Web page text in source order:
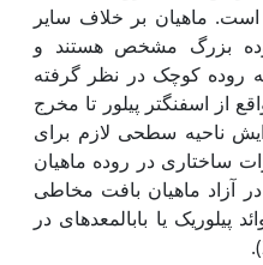
ماهیان بر خلاف سایر
بزرگ مشخص هستند و
روده کوچک در نظر گرفته
از اسفنگتر پیلور تا مخرج
ناحیه سطحی لازم برای
ساختاری در روده ماهیان
آزاد ماهیان بافت مخاطی
یا باب‏المعده‏ای در